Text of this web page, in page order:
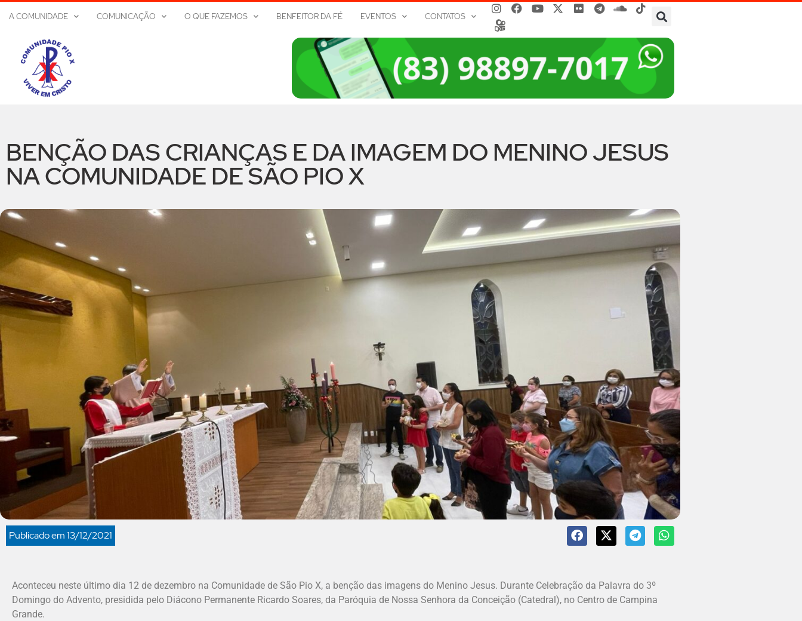
A COMUNIDADE COMUNICAÇÃO O QUE FAZEMOS BENFEITOR DA FÉ EVENTOS CONTATOS
BENÇÃO DAS CRIANÇAS E DA IMAGEM DO MENINO JESUS
NA COMUNIDADE DE SÃO PIO X
Publicado em13/12/2021
Aconteceu neste último dia 12 de dezembro na Comunidade de São Pio X, a benção das imagens do Menino Jesus. Durante Celebração da Palavra do 3º
Domingo do Advento, presidida pelo Diácono Permanente Ricardo Soares, da Paróquia de Nossa Senhora da Conceição (Catedral), no Centro de Campina
Grande.